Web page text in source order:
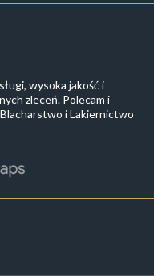
wysoka jakość i
zleceń. Polecam i
i Lakiernictwo